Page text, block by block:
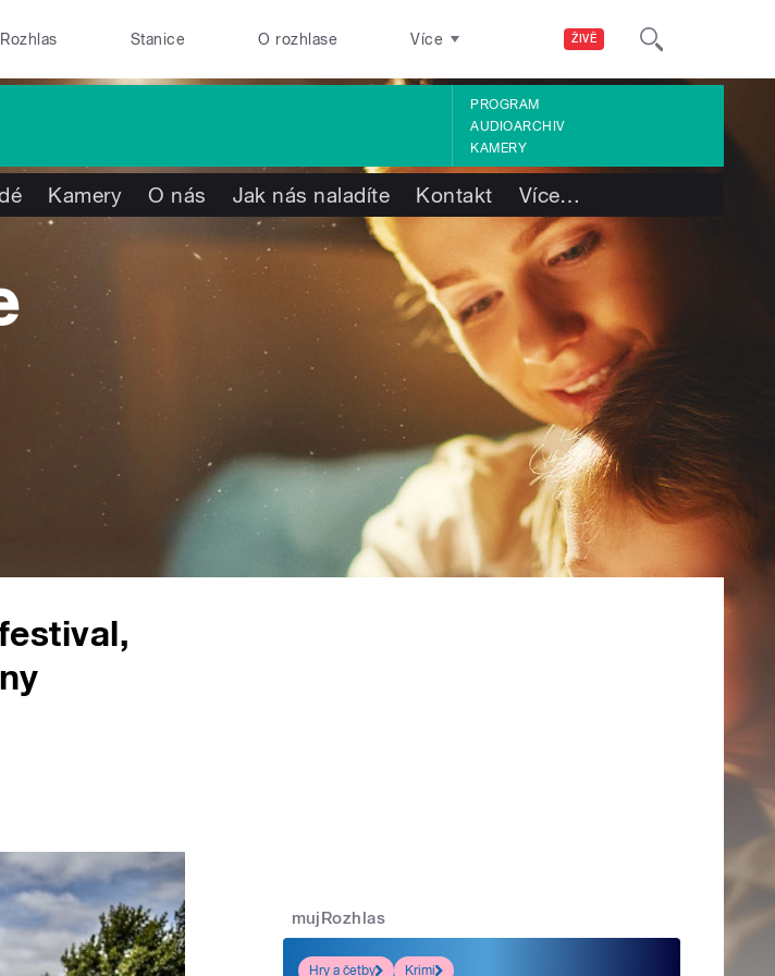
ŽIVĚ
Stanice O rozhlase Více
PROGRAM
AUDIOARCHIV
KAMERY
Kamery O nás Jak nás naladíte Kontakt Více…
mujRozhlas
Hry a četby Krimi